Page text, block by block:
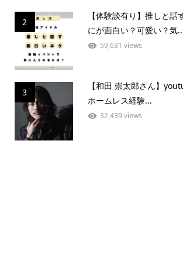
2
【体験談有り】推しと話
にが面白い？可愛い？気
59,631 views
3
【和田 崇太郎さん】
ホームレス経験...
32,439 views